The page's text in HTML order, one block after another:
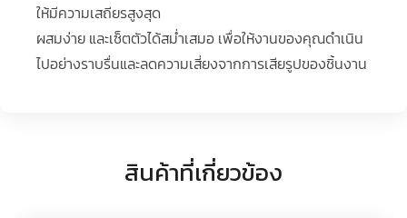
ให้มีความเสถียรสูงสุด
ผสมง่าย และเซ็ตตัวได้สม่ำเสมอ เพื่อให้งานของคุณดำเนิน
ไปอย่างราบรื่นและลดความเสี่ยงจากการเสียรูปของชิ้นงาน
สินค้าที่เกี่ยวข้อง